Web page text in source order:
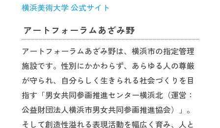
横浜美術大学 公式サイト
アートフォーラムあざみ野
アートフォーラムあざみ野は、横浜市の指定管理
施設です。性別にかかわらず、あらゆる人の尊厳
が守られ、自分らしく生きられる社会づくりを目
指す「男女共同参画推進センター横浜北（運営：
公益財団法人横浜市男女共同参画推進協会）」。
そして創造性溢れる表現活動を幅広く育み、人と